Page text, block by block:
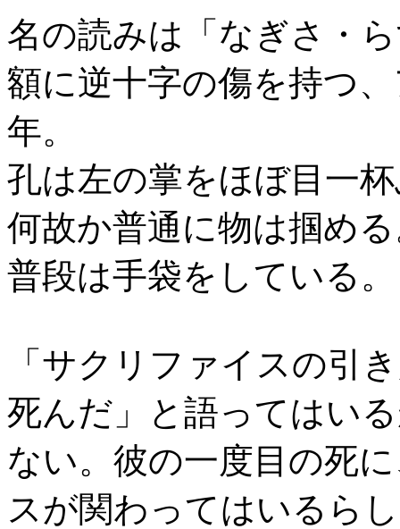
名の読みは「なぎさ・
額に逆十字の傷を持つ
年。
孔は左の掌をほぼ目一
何故か普通に物は掴め
普段は手袋をしている。
「サクリファイスの引
死んだ」と語ってはい
ない。彼の一度目の死
スが関わってはいるら